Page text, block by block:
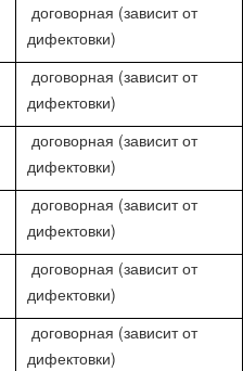
договорная (зависит от
дифектовки)
договорная (зависит от
дифектовки)
договорная (зависит от
дифектовки)
договорная (зависит от
дифектовки)
договорная (зависит от
дифектовки)
договорная (зависит от
дифектовки)